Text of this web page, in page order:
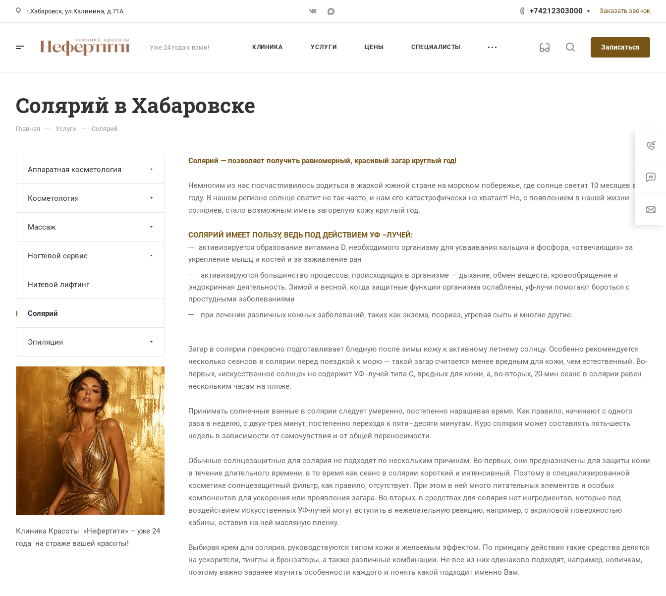
г.Хабаровск, ул.Калинина, д.71А +74212303000 Заказать звонок
Уже 24 года с вами! КЛИНИКА УСЛУГИ ЦЕНЫ СПЕЦИАЛИСТЫ Записаться
Солярий в Хабаровске
Главная — Услуги — Солярий
Солярий — позволяет получить равномерный, красивый загар круглый год!
Немногим из нас посчастливилось родиться в жаркой южной стране на морском побережье, где солнце светит 10 месяцев в
году. В нашем регионе солнце светит не так часто, и нам его катастрофически не хватает! Но, с появлением в нашей жизни
соляриев, стало возможным иметь загорелую кожу круглый год.
СОЛЯРИЙ ИМЕЕТ ПОЛЬЗУ, ВЕДЬ ПОД ДЕЙСТВИЕМ УФ –ЛУЧЕЙ:
активизируется образование витамина D, необходимого организму для усваивания кальция и фосфора, «отвечающих» за
укрепление мышц и костей и за заживление ран
активизируются большинство процессов, происходящих в организме — дыхание, обмен веществ, кровообращение и
эндокринная деятельность. Зимой и весной, когда защитные функции организма ослаблены, уф-лучи помогают бороться с
простудными заболеваниями
при лечении различных кожных заболеваний, таких как экзема, псориаз, угревая сыпь и многие другие.
Загар в солярии прекрасно подготавливает бледную после зимы кожу к активному летнему солнцу. Особенно рекомендуется
несколько сеансов в солярии перед поездкой к морю — такой загар считается менее вредным для кожи, чем естественный. Во-
первых, «искусственное солнце» не содержит УФ -лучей типа С, вредных для кожи, а, во-вторых, 20-мин сеанс в солярии равен
нескольким часам на пляже.
Принимать солнечные ванные в солярии следует умеренно, постепенно наращивая время. Как правило, начинают с одного
раза в неделю, с двух-трех минут, постепенно переходя к пяти–десяти минутам. Курс солярия может составлять пять-шесть
недель в зависимости от самочувствия и от общей переносимости.
Обычные солнцезащитные для солярия не подходят по нескольким причинам. Во-первых, они предназначены для защиты кожи
в течение длительного времени, в то время как сеанс в солярии короткий и интенсивный. Поэтому в специализированной
косметике солнцезащитный фильтр, как правило, отсутствует. При этом в ней много питательных элементов и особых
компонентов для ускорения или проявления загара. Во-вторых, в средствах для солярия нет ингредиентов, которые под
воздействием искусственных УФ-лучей могут вступить в нежелательную реакцию, например, с акриловой поверхностью
кабины, оставив на ней масляную пленку.
Выбирая крем для солярия, руководствуются типом кожи и желаемым эффектом. По принципу действия такие средства делятся
на ускорители, тинглы и бронзаторы, а также различные комбинации. Не все из них одинаково подходят, например, новичкам,
поэтому важно заранее изучить особенности каждого и понять какой подходит именно Вам.
Аппаратная косметология
Косметология
Массаж
Ногтевой сервис
Нитевой лифтинг
Солярий
Эпиляция
Клиника Красоты «Нефертити» – уже 24
года на страже вашей красоты!